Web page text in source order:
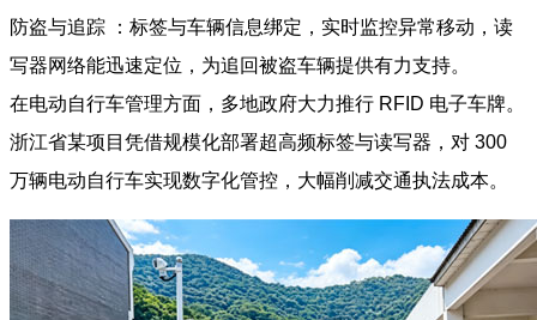
防盗与追踪 ：标签与车辆信息绑定，实时监控异常移动，读
写器网络能迅速定位，为追回被盗车辆提供有力支持。
在电动自行车管理方面，多地政府大力推行 RFID 电子车牌。
浙江省某项目凭借规模化部署超高频标签与读写器，对 300
万辆电动自行车实现数字化管控，大幅削减交通执法成本。